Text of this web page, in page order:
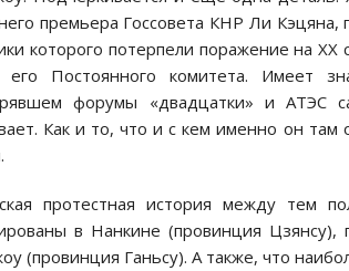
премьера Госсовета КНР Ли
которого потерпели поражение на
его Постоянного комитета. Имеет
форумы «двадцатки» и АТЭС
Как и то, что и с кем именно он
протестная история между тем
в Нанкине (провинция
(провинция Ганьсу). А также, что